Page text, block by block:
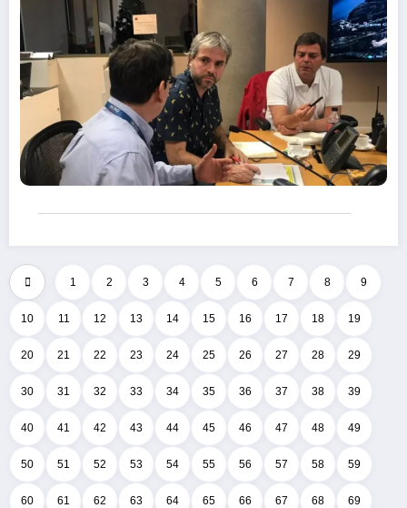
1 2 3 4 5 6 7 8 9
10 11 12 13 14 15 16 17 18 19
20 21 22 23 24 25 26 27 28 29
30 31 32 33 34 35 36 37 38 39
40 41 42 43 44 45 46 47 48 49
50 51 52 53 54 55 56 57 58 59
60 61 62 63 64 65 66 67 68 69